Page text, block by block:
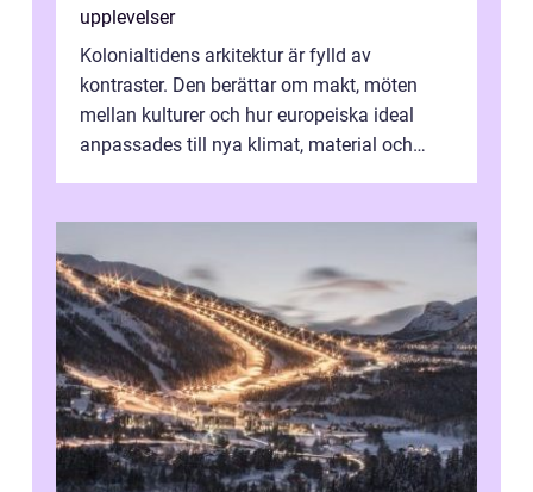
upplevelser
Kolonialtidens arkitektur är fylld av
kontraster. Den berättar om makt, möten
mellan kulturer och hur europeiska ideal
anpassades till nya klimat, material och